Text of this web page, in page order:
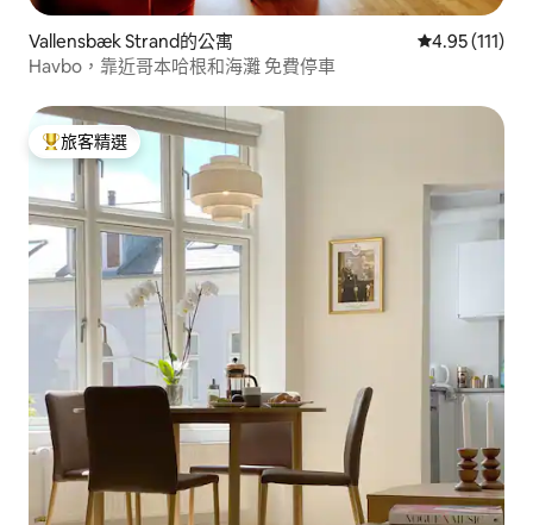
Vallensbæk Strand的公寓 從 111 則評價
4.95 (111)
Havbo，靠近哥本哈根和海灘 免費停車
旅客精選榜首
旅客精選